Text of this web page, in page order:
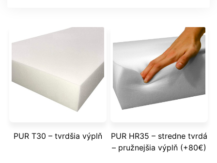
PUR T30 – tvrdšia výplň
PUR HR35 – stredne tvrdá
– pružnejšia výplň (+80€)